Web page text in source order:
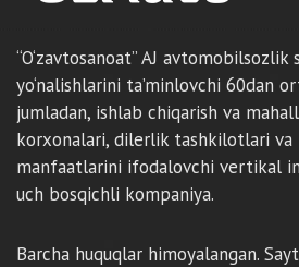
“O‘zavtosanoat” AJ
yo‘nalishlarini ta’minlovchi 60dan
jumladan, ishlab chiqarish va
korxonalari, dilerlik tashkilotlari va
manfaatlarini ifodalovchi vertikal
uch bosqichli kompaniya.
Barcha huquqlar himoyalangan.